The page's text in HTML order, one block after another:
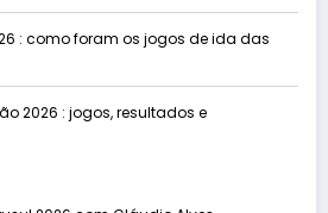
: como foram os jogos de ida das
2026 : jogos, resultados e